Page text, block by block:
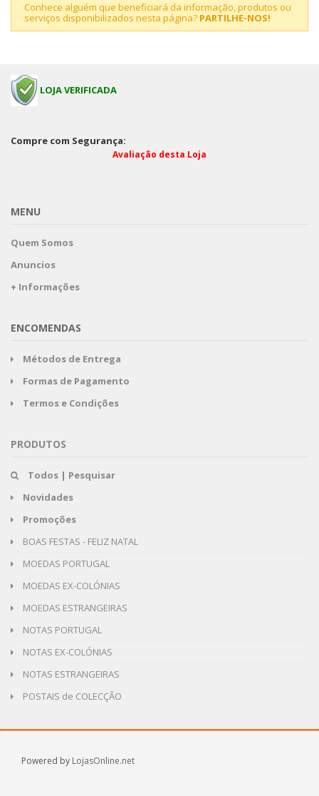
Conhece alguém que beneficiará da informação, produtos ou
serviços disponibilizados nesta página? PARTILHE-NOS!
LOJA VERIFICADA
Compre com Segurança:
Avaliação desta Loja
MENU
Quem Somos
Anuncios
+ Informações
ENCOMENDAS
Métodos de Entrega
Formas de Pagamento
Termos e Condições
PRODUTOS
Todos | Pesquisar
Novidades
Promoções
BOAS FESTAS - FELIZ NATAL
MOEDAS PORTUGAL
MOEDAS EX-COLÓNIAS
MOEDAS ESTRANGEIRAS
NOTAS PORTUGAL
NOTAS EX-COLÓNIAS
NOTAS ESTRANGEIRAS
POSTAIS de COLECÇÃO
Powered by LojasOnline.net